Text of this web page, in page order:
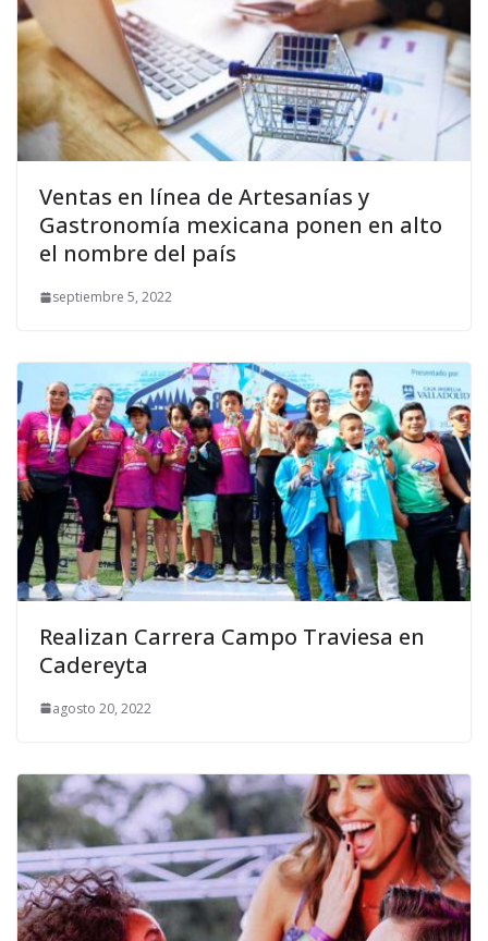
Ventas en línea de Artesanías y
Gastronomía mexicana ponen en alto
el nombre del país
septiembre 5, 2022
Realizan Carrera Campo Traviesa en
Cadereyta
agosto 20, 2022